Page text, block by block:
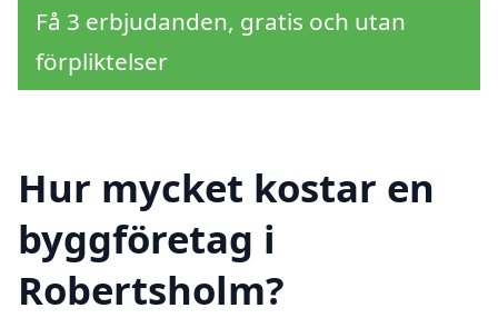
Få 3 erbjudanden, gratis och utan
förpliktelser
Hur mycket kostar en
byggföretag i
Robertsholm?